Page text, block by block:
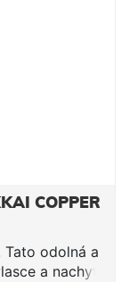
COPPER
odolná a
a nachytá